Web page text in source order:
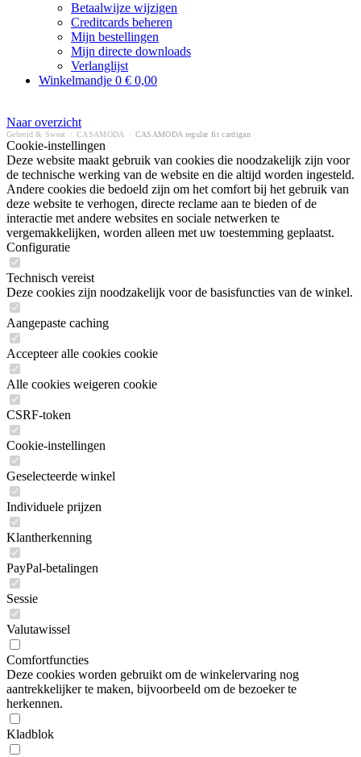
Betaalwijze wijzigen
Creditcards beheren
Mijn bestellingen
Mijn directe downloads
Verlanglijst
Winkelmandje 0 € 0,00
Naar overzicht
Gebreid & Sweat CASAMODA CASAMODA regular fit cardigan
Cookie-instellingen
Deze website maakt gebruik van cookies die noodzakelijk zijn voor
de technische werking van de website en die altijd worden ingesteld.
Andere cookies die bedoeld zijn om het comfort bij het gebruik van
deze website te verhogen, directe reclame aan te bieden of de
interactie met andere websites en sociale netwerken te
vergemakkelijken, worden alleen met uw toestemming geplaatst.
Configuratie
Technisch vereist
Deze cookies zijn noodzakelijk voor de basisfuncties van de winkel.
Aangepaste caching
Accepteer alle cookies cookie
Alle cookies weigeren cookie
CSRF-token
Cookie-instellingen
Geselecteerde winkel
Individuele prijzen
Klantherkenning
PayPal-betalingen
Sessie
Valutawissel
Comfortfuncties
Deze cookies worden gebruikt om de winkelervaring nog
aantrekkelijker te maken, bijvoorbeeld om de bezoeker te
herkennen.
Kladblok